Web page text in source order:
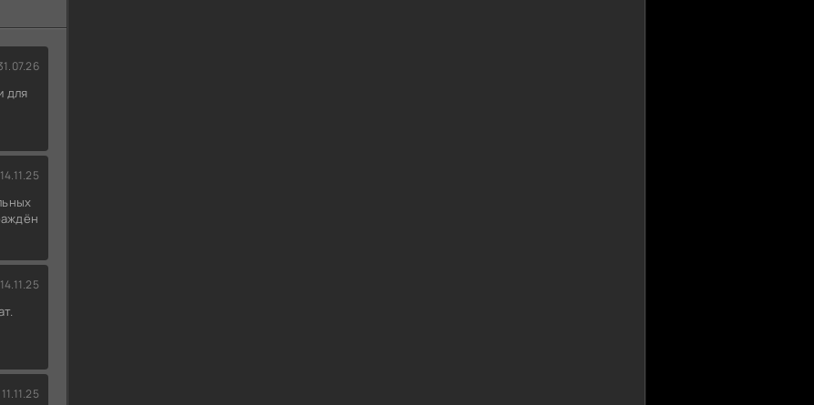
для
14.11.25
14.11.25
11.11.25